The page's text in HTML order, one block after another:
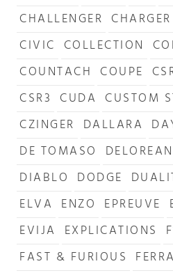
CHALLENGER CHARGER
CIVIC COLLECTION
COUNTACH COUPE
CSR3 CUDA CUSTOM
CZINGER DALLARA
DE TOMASO DELOREAN
DIABLO DODGE
ELVA ENZO EPREUVE
EVIJA EXPLICATIONS
FAST & FURIOUS